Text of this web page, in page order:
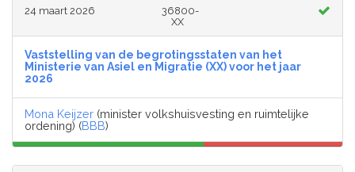
24 maart 2026
36800-
XX
Vaststelling van de begrotingsstaten van het
Ministerie van Asiel en Migratie (XX) voor het jaar
2026
Mona Keijzer (minister volkshuisvesting en ruimtelijke
ordening) (BBB)